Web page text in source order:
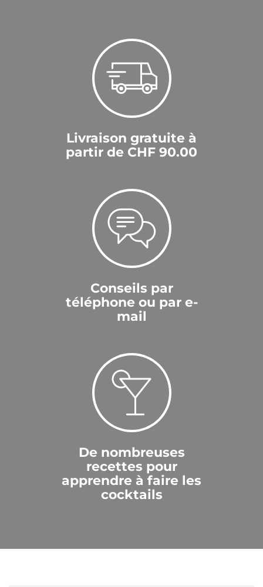
Livraison gratuite à
partir de CHF 90.00
Conseils par
téléphone ou par e-
mail
De nombreuses
recettes pour
apprendre à faire les
cocktails